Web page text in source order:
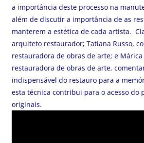
a importância deste processo na
além de discutir a importância de as
manterem a estética de cada artista.
arquiteto restaurador; Tatiana Russo,
restauradora de obras de arte; e Márica
restauradora de obras de arte,
indispensável do restauro para a
esta técnica contribui para o acesso do
originais.